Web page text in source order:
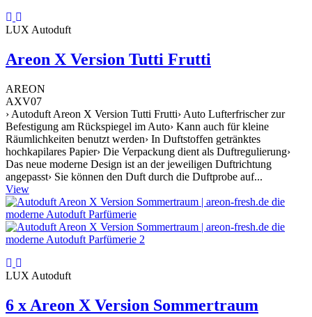
LUX Autoduft
Areon X Version Tutti Frutti
AREON
AXV07
› Autoduft Areon X Version Tutti Frutti› Auto Lufterfrischer zur
Befestigung am Rückspiegel im Auto› Kann auch für kleine
Räumlichkeiten benutzt werden› In Duftstoffen getränktes
hochkapilares Papier› Die Verpackung dient als Duftregulierung›
Das neue moderne Design ist an der jeweiligen Duftrichtung
angepasst› Sie können den Duft durch die Duftprobe auf...
View
LUX Autoduft
6 x Areon X Version Sommertraum